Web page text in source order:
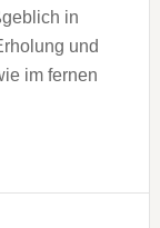
in
und
im fernen